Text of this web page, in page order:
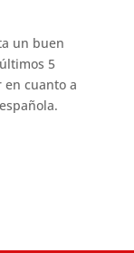
un buen
5
cuanto a